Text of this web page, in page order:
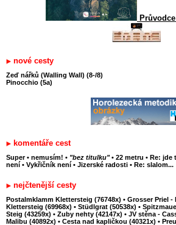
nové cesty
Zeď nářků (Walling Wall) (8-/8)
Pinocchio (5a)
komentáře cest
Super • nemusím! • "bez titulku" • 22 metru • Re: jde
není • Vykřičník není • Jizerské radosti • Re: slalom...
nejčtenější cesty
Postalmklamm Klettersteig (76748x) • Grosser Priel -
Klettersteig (69968x) • Stüdlgrat (50538x) •
Steig (43259x) • Zuby nehty (42147x) • JV stěna -
Malibu (40892x) • Cesta nad kapličkou (40321x) •